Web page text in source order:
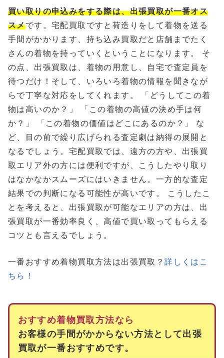
買い取りの申込みをする際は、出張買取が一番オス
スメです。宅配買取ですと荷造りをして着物を送る
手間がかかります、持ち込み買取だと店舗までたく
さんの着物を持っていくということになります。 そ
の点、出張買取は、着物の用意し、自宅で査定員を
待つだけ！そして、いろいろ着物の情報を聞きなが
らで丁寧な対応をしてくれます。 「どうしてこの着
物は高いのか？」 「この着物の高値の決め手は何
か？」 「この着物の価値はどこにあるのか？」 な
ど、目の前で繰り広げられる査定劇は納得の展開と
なるでしょう。宅配買取では、遠方の方や、出張買
取エリア外の方には便利ですが、こうしたやり取り
はなかなかスムーズにはいきません。一方的な査定
結果での判断になる可能性が高いです。 こうしたこ
とを考えると、出張買取が可能なエリアの方は、出
張買取が一番効率良く、高値で買い取ってもらえる
コツとも言えるでしょう。
一番おすすめ着物買取方法は出張買取？詳しくはこ
ちら！
おすすめ着物買取方法なら
お客様の手間がかからない方法として出張
買取が一番おすすめです。